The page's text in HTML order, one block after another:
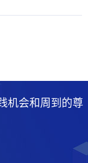
机会和周到的尊